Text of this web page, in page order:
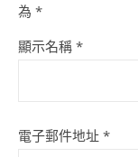
為 *
顯示名稱 *
電子郵件地址 *